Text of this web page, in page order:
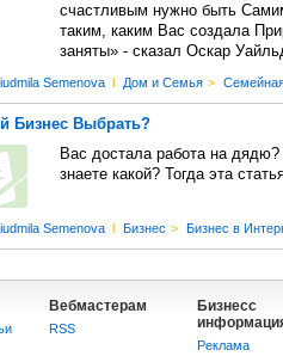
счастливым нужно быть
таким, каким Вас создала
заняты» - сказал Оскар
Semenova l Дом и Семья >
Бизнес Выбрать?
Вас достала работа на
знаете какой? Тогда эта
Semenova l Бизнес > Бизнес в
Вебмастерам
RSS
Бизнесс
Реклама